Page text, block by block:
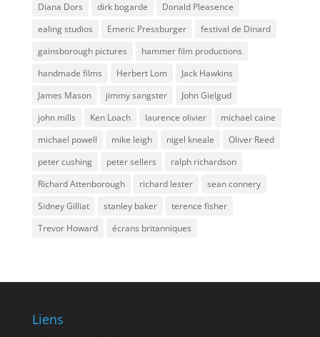
Diana Dors
dirk bogarde
Donald Pleasence
ealing studios
Emeric Pressburger
festival de Dinard
gainsborough pictures
hammer film productions
handmade films
Herbert Lom
Jack Hawkins
James Mason
jimmy sangster
John Gielgud
john mills
Ken Loach laurence olivier
michael caine
michael powell
mike leigh nigel kneale
Oliver Reed
peter cushing
peter sellers
ralph richardson
Richard Attenborough
richard lester
sean connery
Sidney Gilliat
stanley baker
terence fisher
Trevor Howard
écrans britanniques
Liens